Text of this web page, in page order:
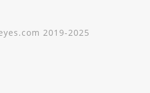
2019-2025